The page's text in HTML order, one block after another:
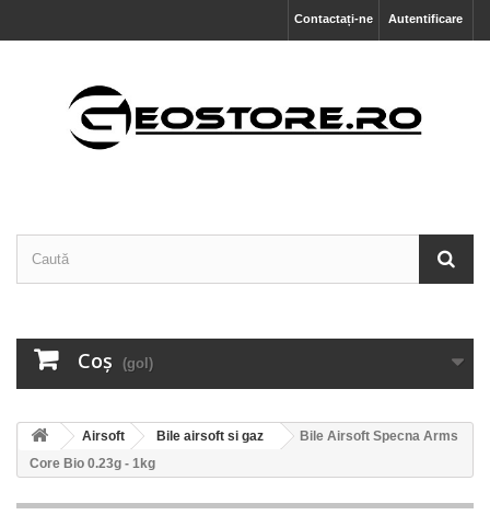
Autentificare
Contactați-ne
Coş (gol)
Airsoft Bile airsoft si gaz
Bile Airsoft Specna Arms
Core Bio 0.23g - 1kg